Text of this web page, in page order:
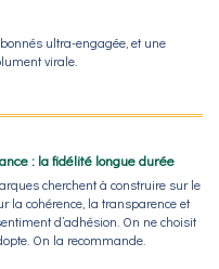
ultra-engagée, et une
virale.
: la fidélité longue durée
cherchent à construire sur le
la cohérence, la transparence et
d’adhésion. On ne choisit
On la recommande.